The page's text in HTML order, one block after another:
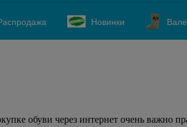
Новинки
обуви через интернет очень важно